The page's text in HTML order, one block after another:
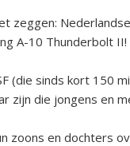
zeggen:
A-10 Thunderbolt II!
(die sinds kort 150
zijn die jongens en
zoons en dochters